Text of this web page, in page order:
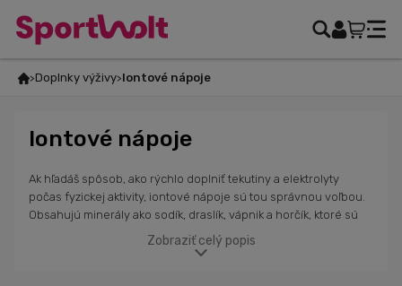
Doplnky výživy Iontové nápoje
Iontové nápoje
Ak hľadáš spôsob, ako rýchlo doplniť tekutiny a elektrolyty
počas fyzickej aktivity, iontové nápoje sú tou správnou voľbou.
Obsahujú minerály ako sodík, draslík, vápnik a horčík, ktoré sú
kľúčové pre správne fungovanie svalov a nervového systému.
Tieto nápoje udržiavajú optimálnu rovnováhu elektrolytov, čím
Zobraziť celý popis